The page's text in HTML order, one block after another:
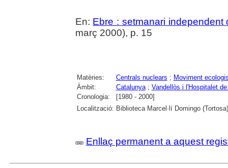
En: Ebre : setmanari independent
març 2000), p. 15
Matèries: Centrals nuclears ; Moviment
Àmbit:
Catalunya; Vandellòs i l'Hospitalet
Cronologia:
[1980 - 2000]
Localització: Biblioteca Marcel·lí Domingo (Tortosa)
Enllaç permanent a aquest